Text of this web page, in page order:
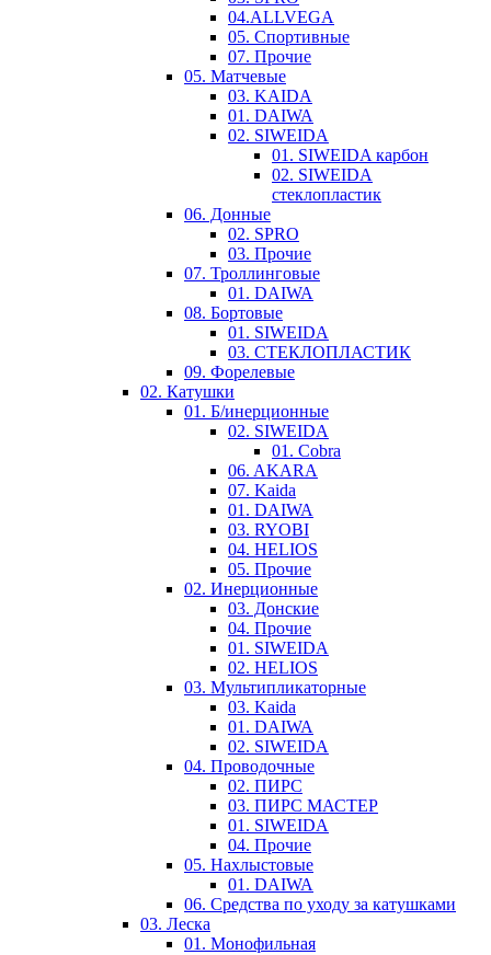
04.ALLVEGA
05. Спортивные
07. Прочие
05. Матчевые
03. KAIDA
01. DAIWA
02. SIWEIDA
01. SIWEIDA карбон
02. SIWEIDA
стеклопластик
06. Донные
02. SPRO
03. Прочие
07. Троллинговые
01. DAIWA
08. Бортовые
01. SIWEIDA
03. СТЕКЛОПЛАСТИК
09. Форелевые
02. Катушки
01. Б/инерционные
02. SIWEIDA
01. Cobra
06. AKARA
07. Kaida
01. DAIWA
03. RYOBI
04. HELIOS
05. Прочие
02. Инерционные
03. Донские
04. Прочие
01. SIWEIDA
02. HELIOS
03. Мультипликаторные
03. Kaida
01. DAIWA
02. SIWEIDA
04. Проводочные
02. ПИРС
03. ПИРС МАСТЕР
01. SIWEIDA
04. Прочие
05. Нахлыстовые
01. DAIWA
06. Средства по уходу за катушками
03. Леска
01. Монофильная